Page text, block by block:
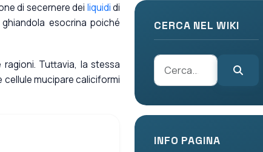
di secernere dei liquididi
esocrina poiché
Tuttavia, la stessa
cellule mucipare caliciformi
CERCA NEL WIKI
INFO PAGINA